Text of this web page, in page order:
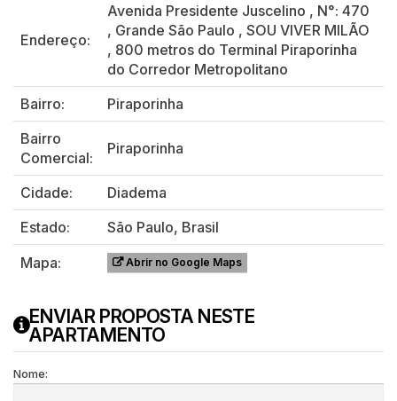
Endereço:
Avenida Presidente Juscelino , N°: 470
, Grande São Paulo , SOU VIVER MILÃO
, 800 metros do Terminal Piraporinha
do Corredor Metropolitano
Bairro:
Piraporinha
Bairro
Comercial:
Piraporinha
Cidade:
Diadema
Estado:
São Paulo, Brasil
Mapa:
Abrir no Google Maps
ENVIAR PROPOSTA NESTE
APARTAMENTO
Nome: